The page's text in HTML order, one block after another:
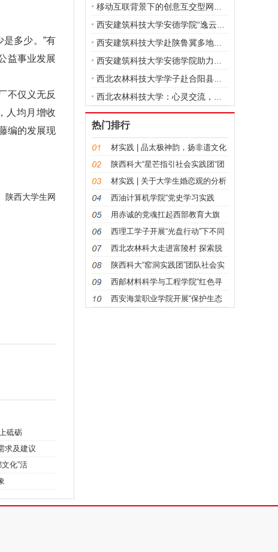
多少。”有
益事业发展
不仅义无反
人均月增收
编的发展现
陕西大学生网
砥砺
求及建议
化”活
移动互联背景下的创意互交型网络思想政
西安建筑科技大学安德学院“逸云智棚”
西安建筑科技大学赴陕鲁冀多地开展实践
西安建筑科技大学安德学院助力乡村振兴
西北农林科技大学学子赴合阳县宣讲调研
西北农林科技大学：心灵交流，我们在行
热门排行
材实践 | 品太极神韵，扬非遗文化
太极
陕西科大“星芒指引社会实践团“团
队社
材实践 | 关于大学生婚恋观的分析
调查
西油计算机学院“党史学习实践
团”重走
用赤诚的党魂扛起西部教育大旗
——记优
西理工学子开展“光盘行动”下不同
人群
西北农林科大走进富陵村 探索脱
贫致富
陕西科大“窑洞实践团”团队社会实
践总
西邮材料科学与工程学院“红色寻
访”实
西安海棠职业学院开展“保护生态